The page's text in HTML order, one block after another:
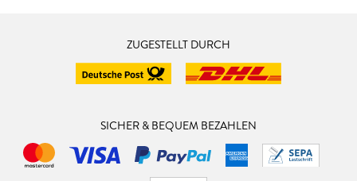
ZUGESTELLT DURCH
SICHER & BEQUEM BEZAHLEN